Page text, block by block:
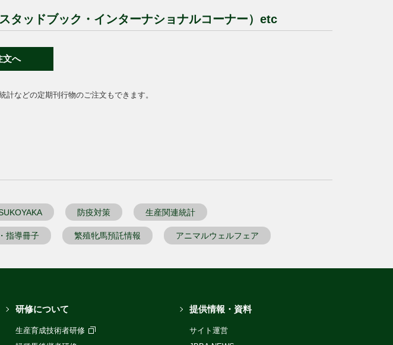
タッドブック・インターナショナルコーナー）etc
文へ
などの定期刊行物のご注文もできます。
防疫対策 生産関連統計
指導冊子 繁殖牝馬預託情報 アニマルウェルフェア
研修について
生産育成技術者研修
提供情報・資料
サイト運営